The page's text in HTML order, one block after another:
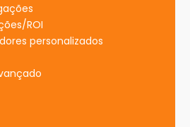
ROI
personalizados